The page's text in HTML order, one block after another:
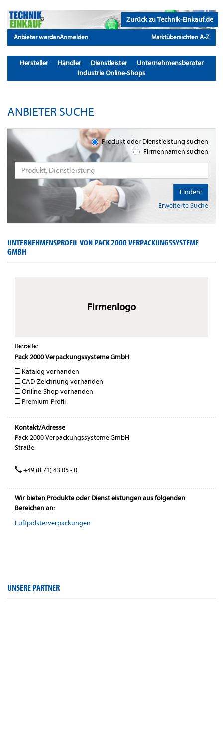
Zurück zu Technik-Einkauf.de
Anbieter werdenAnmelden Marktübersichten A-Z
Hersteller Händler Dienstleister
Unternehmensberater
Industrie Online-Shops
ANBIETER SUCHE
Produkt oder Dienstleistung suchen
Firmennamen suchen
Erweiterte Suche
Finden!
UNTERNEHMENSPROFIL VON PACK 2000 VERPACKUNGSSYSTEME
GMBH
Firmenlogo
Hersteller
Pack 2000 Verpackungssysteme GmbH
Katalog vorhanden
CAD-Zeichnung vorhanden
Online-Shop vorhanden
Premium-Profil
Kontakt/Adresse
Pack 2000 Verpackungssysteme GmbH
Straße
+49 (8 71) 43 05 - 0
Wir bieten Produkte oder Dienstleistungen aus folgenden
Bereichen an:
Luftpolsterverpackungen
UNSERE PARTNER